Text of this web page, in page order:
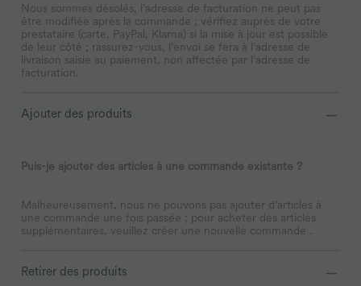
Nous sommes désolés, l’adresse de facturation ne peut pas
être modifiée après la commande ; vérifiez auprès de votre
prestataire (carte, PayPal, Klarna) si la mise à jour est possible
de leur côté ; rassurez-vous, l’envoi se fera à l’adresse de
livraison saisie au paiement, non affectée par l’adresse de
facturation.
Ajouter des produits
Puis-je ajouter des articles à une commande existante ?
Malheureusement, nous ne pouvons pas ajouter d’articles à
une commande une fois passée ; pour acheter des articles
supplémentaires, veuillez créer une nouvelle commande .
Retirer des produits